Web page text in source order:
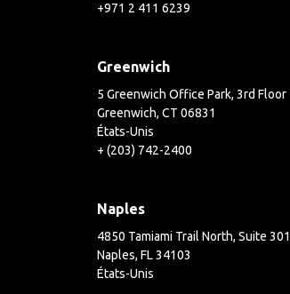
+971 2 411 6239
Greenwich
5 Greenwich Office Park, 3rd Floor
Greenwich, CT 06831
États-Unis
+ (203) 742-2400
Naples
4850 Tamiami Trail North, Suite 301
Naples, FL 34103
États-Unis